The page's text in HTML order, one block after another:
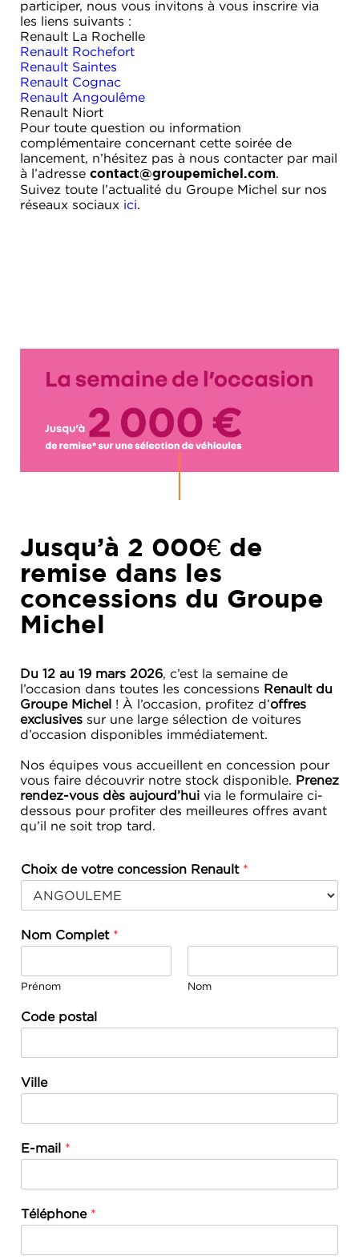
participer, nous vous invitons à vous inscrire via
les liens suivants :
Renault La Rochelle
Renault Rochefort
Renault Saintes
Renault Cognac
Renault Angoulême
Renault Niort
Pour toute question ou information
complémentaire concernant cette soirée de
lancement, n’hésitez pas à nous contacter par mail
à l’adresse contact@groupemichel.com.
Suivez toute l’actualité du Groupe Michel sur nos
réseaux sociaux ici.
Jusqu’à 2 000€ de
remise dans les
concessions du Groupe
Michel
Du 12 au 19 mars 2026, c’est la semaine de
l’occasion dans toutes les concessions Renault du
Groupe Michel ! À l’occasion, profitez d’offres
exclusives sur une large sélection de voitures
d’occasion disponibles immédiatement.
Nos équipes vous accueillent en concession pour
vous faire découvrir notre stock disponible. Prenez
rendez-vous dès aujourd’hui via le formulaire ci-
dessous pour profiter des meilleures offres avant
qu’il ne soit trop tard.
Choix de votre concession Renault *
Nom Complet *
Prénom Nom
Code postal
Ville
E-mail *
Téléphone *